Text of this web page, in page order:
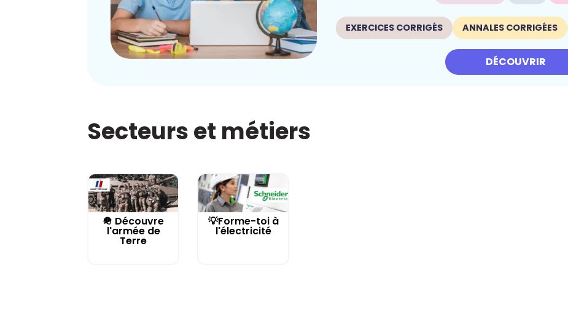
EXERCICES CORRIGÉS ANNALES CORRIGÉES
DÉCOUVRIR
Secteurs et métiers
🪖 Découvre
l'armée de
Terre
💡Forme-toi à
l'électricité